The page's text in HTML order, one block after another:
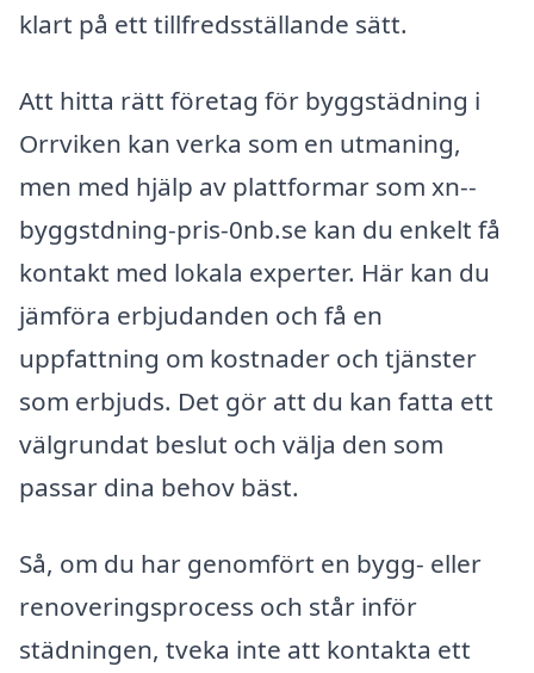
klart på ett tillfredsställande sätt.
Att hitta rätt företag för byggstädning i
Orrviken kan verka som en utmaning,
men med hjälp av plattformar som xn--
byggstdning-pris-0nb.se kan du enkelt få
kontakt med lokala experter. Här kan du
jämföra erbjudanden och få en
uppfattning om kostnader och tjänster
som erbjuds. Det gör att du kan fatta ett
välgrundat beslut och välja den som
passar dina behov bäst.
Så, om du har genomfört en bygg- eller
renoveringsprocess och står inför
städningen, tveka inte att kontakta ett